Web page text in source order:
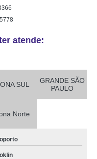
atende:
SUL
GRANDE SÃO
PAULO
Norte